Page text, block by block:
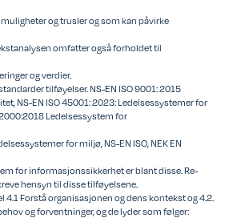
og trusler og som kan påvirke
omfatter også forholdet til
og verdier.
tilføyelser. NS-EN ISO 9001: 2015
NS-EN ISO 45001: 2023: Ledelsessystemer for
Ledelsessystem for
for miljø, NS-EN ISO, NEK EN
for informasjonssikkerhet er blant disse. Re-
hensyn til disse tilføyelsene.
4.1 Forstå organisasjonen og dens kontekst og 4.2.
og forventninger, og de lyder som følger: